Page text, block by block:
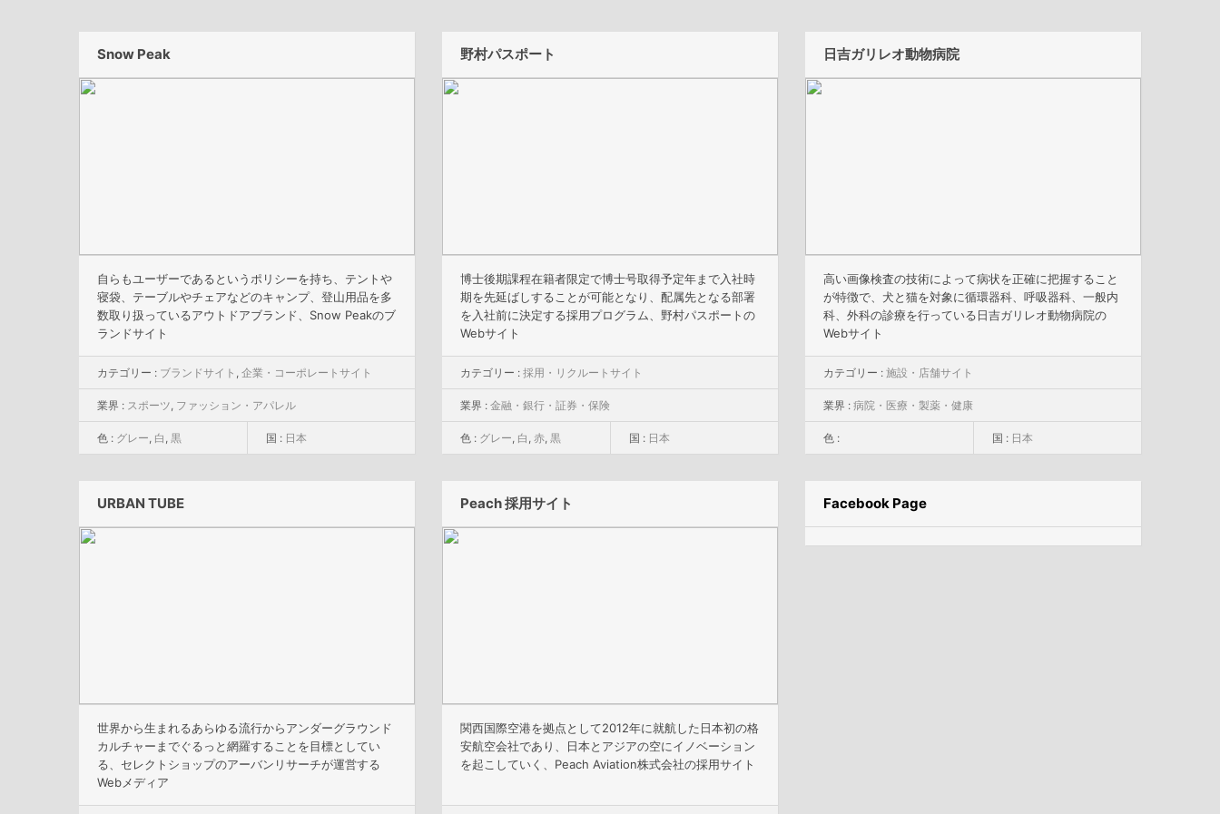
Snow Peak
自らもユーザーであるというポリシーを持ち、テントや
寝袋、テーブルやチェアなどのキャンプ、登山用品を多
数取り扱っているアウトドアブランド、Snow Peakのブ
ランドサイト
カテゴリー : ブランドサイト , 企業・コーポレートサイト
業界 : スポーツ, ファッション・アパレル
色 : グレー, 白 , 黒 国 : 日本
野村パスポート
博士後期課程在籍者限定で博士号取得予定年まで入社時
期を先延ばしすることが可能となり、配属先となる部署
を入社前に決定する採用プログラム、野村パスポートの
Webサイト
カテゴリー : 採用・リクルートサイト
業界 : 金融・銀行・証券・保険
色 : グレー, 白 , 赤, 黒 国 : 日本
日吉ガリレオ動物病院
高い画像検査の技術によって病状を正確に把握すること
が特徴で、犬と猫を対象に循環器科、呼吸器科、一般内
科、外科の診療を行っている日吉ガリレオ動物病院の
Webサイト
カテゴリー : 施設・店舗サイト
業界 : 病院・医療・製薬・健康
色 : 国 : 日本
URBAN TUBE
世界から生まれるあらゆる流行からアンダーグラウンド
カルチャーまでぐるっと網羅することを目標としてい
る、セレクトショップのアーバンリサーチが運営する
Webメディア
Peach 採用サイト
関西国際空港を拠点として2012年に就航した日本初の格
安航空会社であり、日本とアジアの空にイノベーション
を起こしていく、Peach Aviation株式会社の採用サイト
Facebook Page